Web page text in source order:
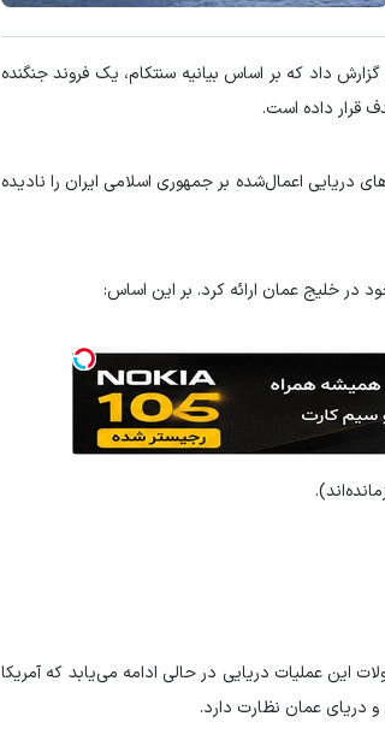
داد که بر اساس بیانیه سنتکام، یک فروند جنگنده
اعمال‌شده بر جمهوری اسلامی ایران را نادیده
در خلیج عمان ارائه کرد. بر این اساس:
این عملیات دریایی در حالی ادامه می‌یابد که آمریکا
دریای عمان نظارت دارد.